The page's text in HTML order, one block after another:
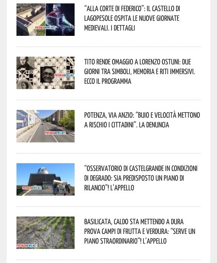
“Alla corte di Federico”: il Castello di
Lagopesole ospita le nuove Giornate
Medievali. I dettagli
Tito rende omaggio a Lorenzo Ostuni: due
giorni tra simboli, memoria e riti immersivi.
Ecco il programma
Potenza, Via Anzio: “Buio e velocità mettono
a rischio i cittadini”. La denuncia
“Osservatorio di Castelgrande in condizioni
di degrado: sia predisposto un piano di
rilancio”! L’appello
Basilicata, caldo sta mettendo a dura
prova campi di frutta e verdura: “Serve un
piano straordinario”! L’appello